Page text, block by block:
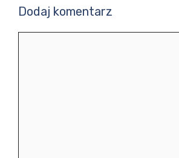
Dodaj komentarz